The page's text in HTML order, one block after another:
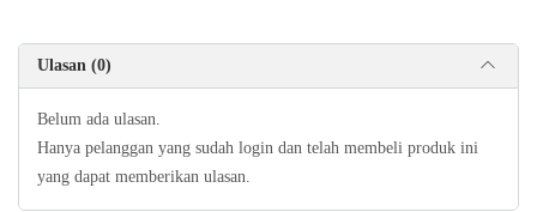
Ulasan (0)
Belum ada ulasan.
Hanya pelanggan yang sudah login dan telah membeli produk ini
yang dapat memberikan ulasan.